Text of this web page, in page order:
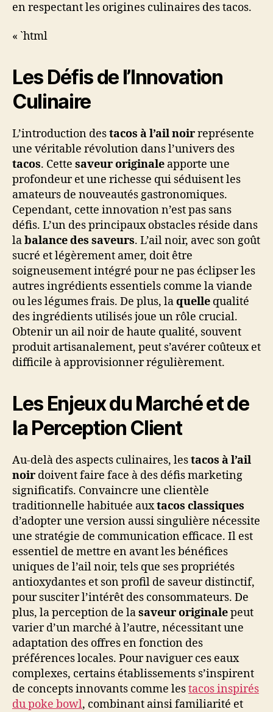
en respectant les origines culinaires des tacos.
« `html
Les Défis de l’Innovation
Culinaire
L’introduction destacos à l’ail noirreprésente
une véritable révolution dans l’univers des
tacos. Cette saveur originale apporte une
profondeur et une richesse qui séduisent les
amateurs de nouveautés gastronomiques.
Cependant, cette innovation n’est pas sans
défis. L’un des principaux obstacles réside dans
labalance des saveurs. L’ail noir, avec son goût
sucré et légèrement amer, doit être
soigneusement intégré pour ne pas éclipser les
autres ingrédients essentiels comme la viande
ou les légumes frais. De plus, laquelle qualité
des ingrédients utilisés joue un rôle crucial.
Obtenir un ail noir de haute qualité, souvent
produit artisanalement, peut s’avérer coûteux et
difficile à approvisionner régulièrement.
Les Enjeux du Marché et de
la Perception Client
Au-delà des aspects culinaires, lestacos à l’ail
noir doivent faire face à des défis marketing
significatifs. Convaincre une clientèle
traditionnelle habituée auxtacos classiques
d’adopter une version aussi singulière nécessite
une stratégie de communication efficace. Il est
essentiel de mettre en avant les bénéfices
uniques de l’ail noir, tels que ses propriétés
antioxydantes et son profil de saveur distinctif,
pour susciter l’intérêt des consommateurs. De
plus, la perception de lasaveur originalepeut
varier d’un marché à l’autre, nécessitant une
adaptation des offres en fonction des
préférences locales. Pour naviguer ces eaux
complexes, certains établissements s’inspirent
de concepts innovants comme lestacos inspirés
du poke bowl, combinant ainsi familiarité et